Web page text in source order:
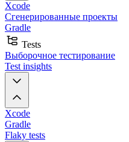
Xcode
Сгенерированные проекты
Gradle
Tests
Выборочное тестирование
Test insights
Xcode
Gradle
Flaky tests